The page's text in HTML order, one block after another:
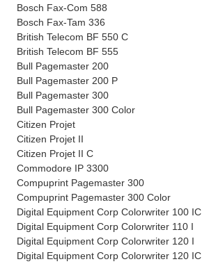
Bosch Fax-Com 588
Bosch Fax-Tam 336
British Telecom BF 550 C
British Telecom BF 555
Bull Pagemaster 200
Bull Pagemaster 200 P
Bull Pagemaster 300
Bull Pagemaster 300 Color
Citizen Projet
Citizen Projet II
Citizen Projet II C
Commodore IP 3300
Compuprint Pagemaster 300
Compuprint Pagemaster 300 Color
Digital Equipment Corp Colorwriter 100 IC
Digital Equipment Corp Colorwriter 110 I
Digital Equipment Corp Colorwriter 120 I
Digital Equipment Corp Colorwriter 120 IC